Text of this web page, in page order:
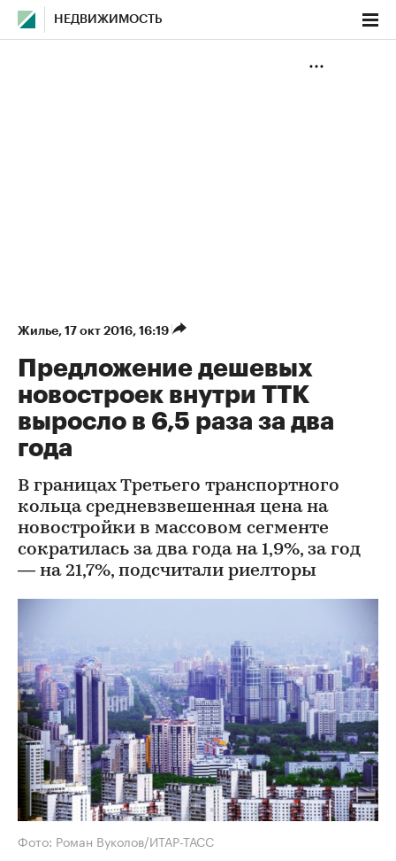
НЕДВИЖИМОСТЬ
Жилье⁠, 17 окт 2016, 16:19
Предложение дешевых
новостроек внутри ТТК
выросло в 6,5 раза за два
года
В границах Третьего транспортного
кольца средневзвешенная цена на
новостройки в массовом сегменте
сократилась за два года на 1,9%, за год
— на 21,7%, подсчитали риелторы
Фото: Роман Вуколов/ИТАР-ТАСС